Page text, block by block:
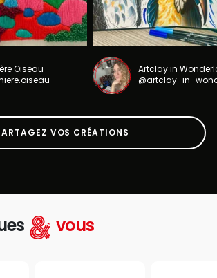
Oiseau
Artclay in
VOS CRÉATIONS
vous